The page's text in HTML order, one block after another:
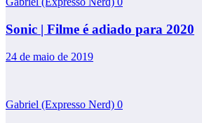
Sonic | Filme é adiado para 2020
24 de maio de 2019
Gabriel (Expresso Nerd) 0